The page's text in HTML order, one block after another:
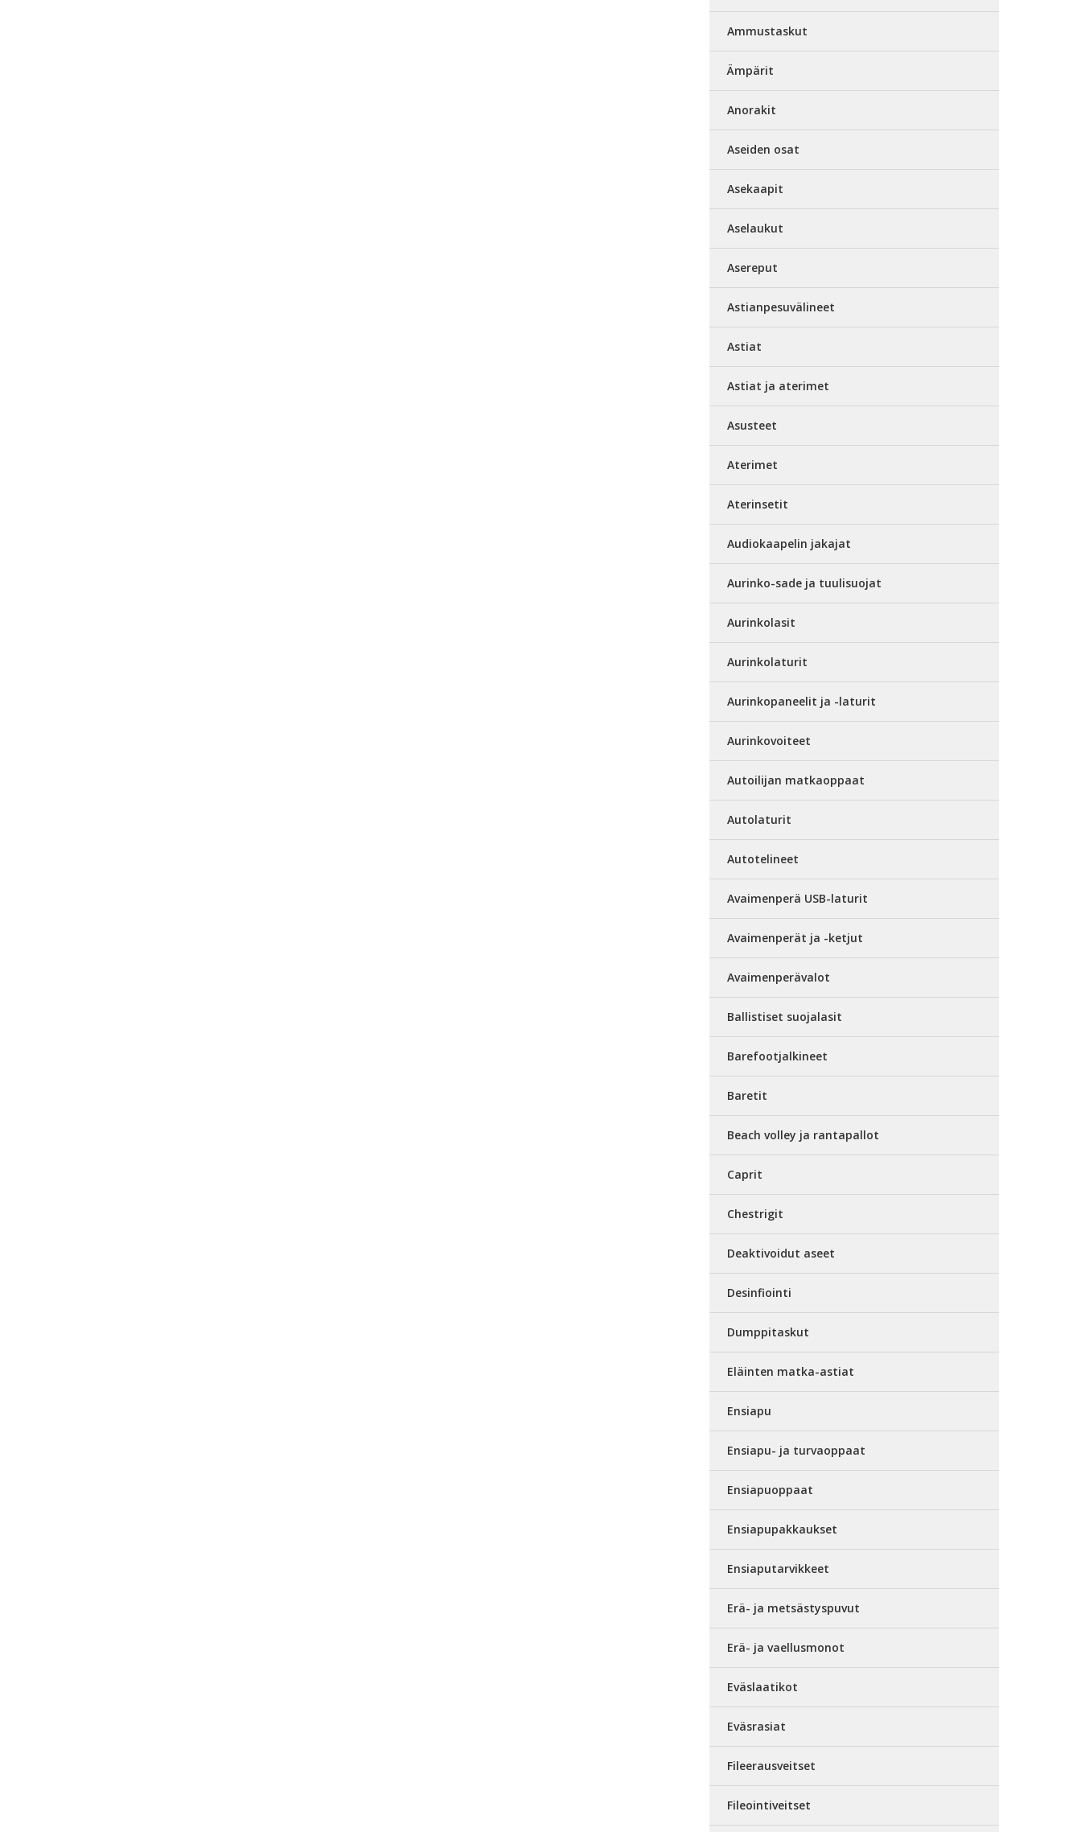
Ammustaskut
Ämpärit
Anorakit
Aseiden osat
Asekaapit
Aselaukut
Asereput
Astianpesuvälineet
Astiat
Astiat ja aterimet
Asusteet
Aterimet
Aterinsetit
Audiokaapelin jakajat
Aurinko-sade ja tuulisuojat
Aurinkolasit
Aurinkolaturit
Aurinkopaneelit ja -laturit
Aurinkovoiteet
Autoilijan matkaoppaat
Autolaturit
Autotelineet
Avaimenperä USB-laturit
Avaimenperät ja -ketjut
Avaimenperävalot
Ballistiset suojalasit
Barefootjalkineet
Baretit
Beach volley ja rantapallot
Caprit
Chestrigit
Deaktivoidut aseet
Desinfiointi
Dumppitaskut
Eläinten matka-astiat
Ensiapu
Ensiapu- ja turvaoppaat
Ensiapuoppaat
Ensiapupakkaukset
Ensiaputarvikkeet
Erä- ja metsästyspuvut
Erä- ja vaellusmonot
Eväslaatikot
Eväsrasiat
Fileerausveitset
Fileointiveitset